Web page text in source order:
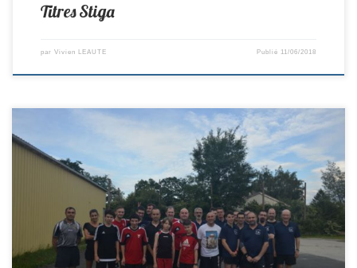
Titres Stiga
par Vivien LEAUTE Publié 11/06/2018
Voici la photo des joueurs de Vieillevigne et St Colomban qui ont
disputé le Challenge Covi vendredi soir remporté par le club de St
Colomban. Une rencontre qui s’est déroulée dans la bonne ambiance et
qui s’est finie tard dans la nuit. Nos adversaires sont prêts à remettre çà